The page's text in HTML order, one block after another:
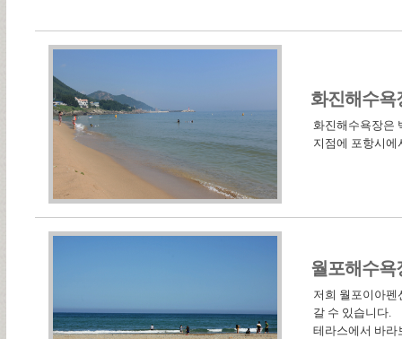
화진해수욕
화진해수욕장은
지점에 포항시에
월포해수욕
저희 월포이아펜
갈 수 있습니다.
테라스에서 바라